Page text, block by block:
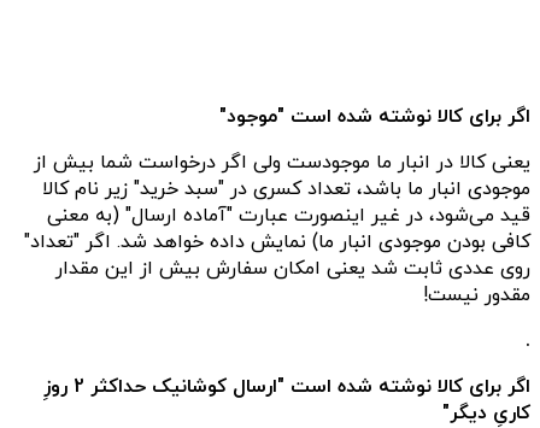
اگر برای کالا نوشته شده است "موجود"
یعنی کالا در انبار ما موجودست ولی اگر درخواست شما بیش از
موجودی انبار ما باشد، تعداد کسری در "سبد خرید" زیر نام کالا
قید می‌شود، در غیر اینصورت عبارت "آماده ارسال" (به معنی
کافی بودن موجودی انبار ما) نمایش داده خواهد شد. اگر "تعداد"
روی عددی ثابت شد یعنی امکان سفارش بیش از این مقدار
مقدور نیست!
.
اگر برای کالا نوشته شده است "ارسال کوشانیک حداکثر 2 روزِ
کاریِ دیگر"